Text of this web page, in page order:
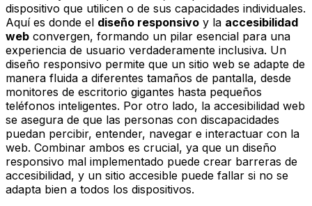
dispositivo que utilicen o de sus capacidades individuales.
Aquí es donde el diseño responsivo y la accesibilidad
web convergen, formando un pilar esencial para una
experiencia de usuario verdaderamente inclusiva. Un
diseño responsivo permite que un sitio web se adapte de
manera fluida a diferentes tamaños de pantalla, desde
monitores de escritorio gigantes hasta pequeños
teléfonos inteligentes. Por otro lado, la accesibilidad web
se asegura de que las personas con discapacidades
puedan percibir, entender, navegar e interactuar con la
web. Combinar ambos es crucial, ya que un diseño
responsivo mal implementado puede crear barreras de
accesibilidad, y un sitio accesible puede fallar si no se
adapta bien a todos los dispositivos.